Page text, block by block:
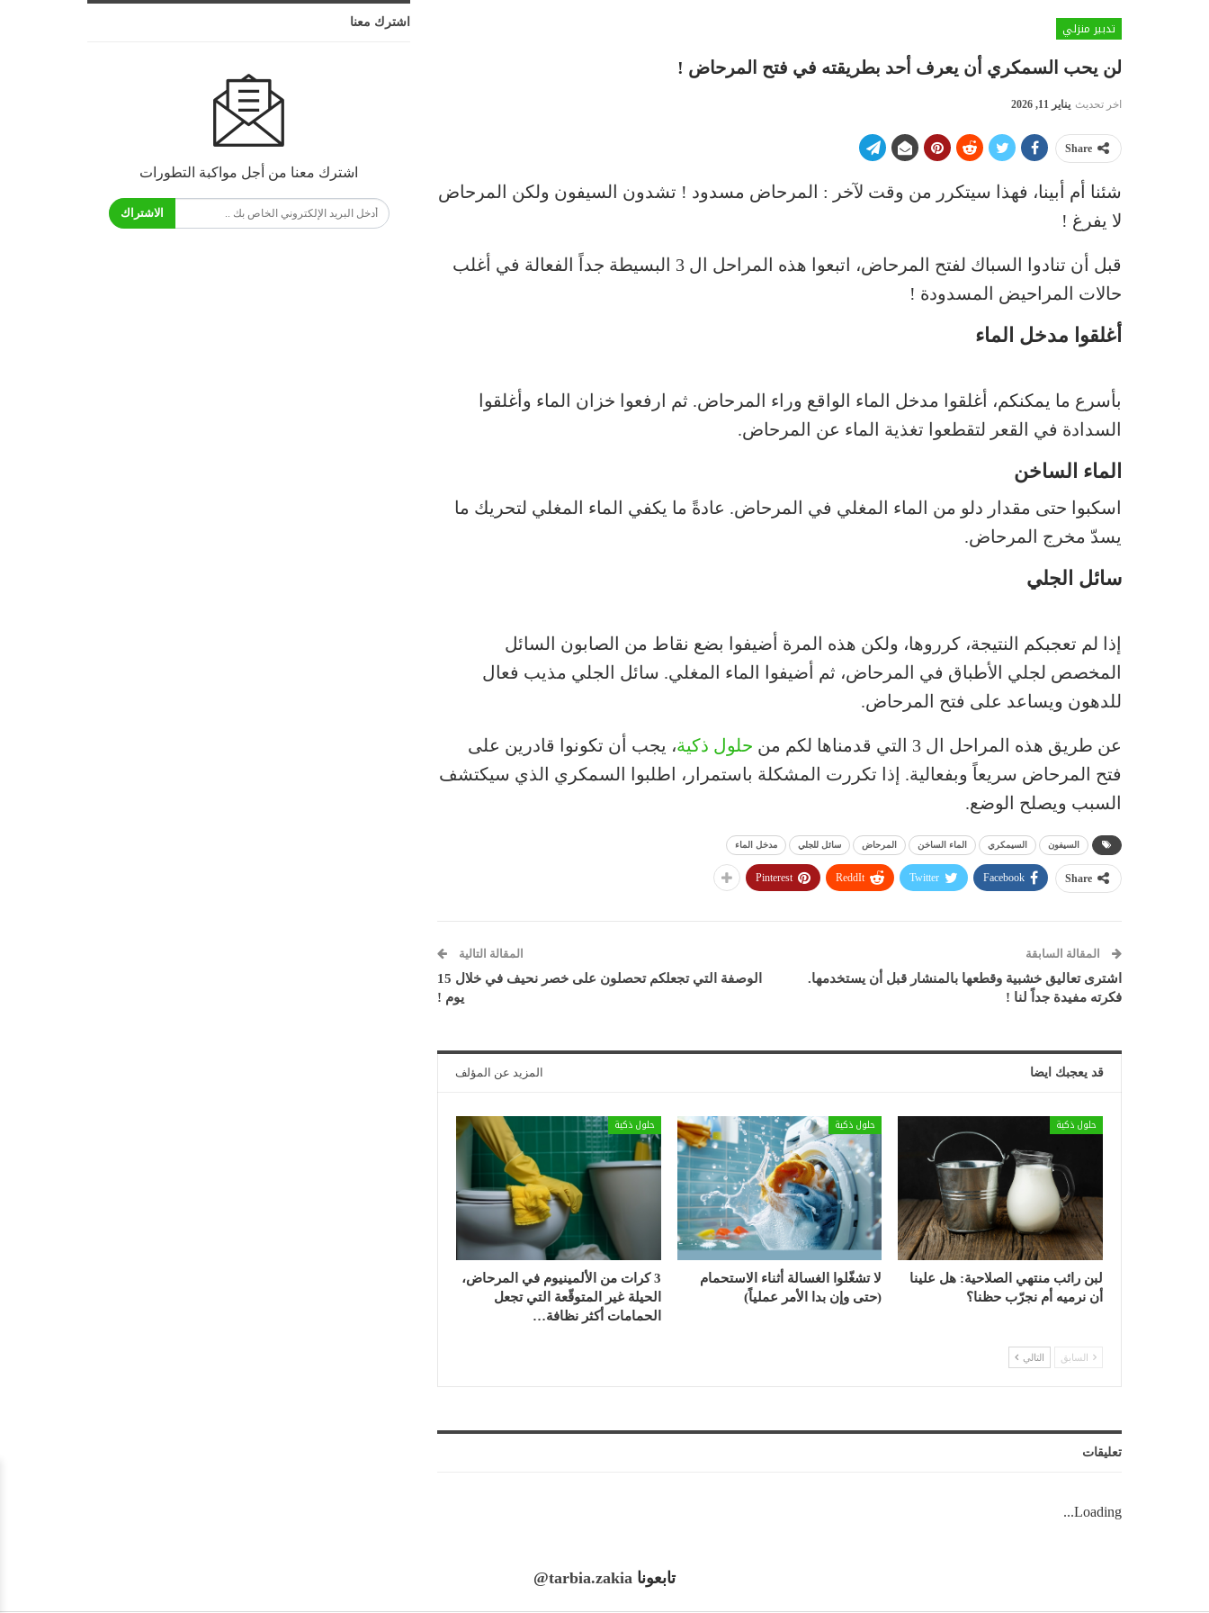
تدبير منزلي
لن يحب السمكري أن يعرف أحد بطريقته في فتح المرحاض !
اخر تحديث يناير 11, 2026
Share
شئنا أم أبينا، فهذا سيتكرر من وقت لآخر : المرحاض مسدود ! تشدون السيفون ولكن المرحاض
لا يفرغ !
قبل أن تنادوا السباك لفتح المرحاض، اتبعوا هذه المراحل ال 3 البسيطة جداً الفعالة في أغلب
حالات المراحيض المسدودة !
أغلقوا مدخل الماء
بأسرع ما يمكنكم، أغلقوا مدخل الماء الواقع وراء المرحاض. ثم ارفعوا خزان الماء وأغلقوا
السدادة في القعر لتقطعوا تغذية الماء عن المرحاض.
الماء الساخن
اسكبوا حتى مقدار دلو من الماء المغلي في المرحاض. عادةً ما يكفي الماء المغلي لتحريك ما
يسدّ مخرج المرحاض.
سائل الجلي
إذا لم تعجبكم النتيجة، كرروها، ولكن هذه المرة أضيفوا بضع نقاط من الصابون السائل
المخصص لجلي الأطباق في المرحاض، ثم أضيفوا الماء المغلي. سائل الجلي مذيب فعال
للدهون ويساعد على فتح المرحاض.
عن طريق هذه المراحل ال 3 التي قدمناها لكم من حلول ذكية، يجب أن تكونوا قادرين على
فتح المرحاض سريعاً وبفعالية. إذا تكررت المشكلة باستمرار، اطلبوا السمكري الذي سيكتشف
السبب ويصلح الوضع.
السيفون السيمكري الماء الساخن المرحاض سائل للجلي مدخل الماء
Share
Facebook
Twitter
ReddIt
Pinterest
المقالة السابقة
اشترى تعاليق خشبية وقطعها بالمنشار قبل أن يستخدمها.
فكرته مفيدة جداً لنا !
المقالة التالية
الوصفة التي تجعلكم تحصلون على خصر نحيف في خلال 15
يوم !
قد يعجبك ايضا المزيد عن المؤلف
حلول ذكية
لبن رائب منتهي الصلاحية: هل علينا
أن نرميه أم نجرّب حظنا؟
حلول ذكية
لا تشغّلوا الغسالة أثناء الاستحمام
(حتى وإن بدا الأمر عملياً)
حلول ذكية
3 كرات من الألمينيوم في المرحاض،
الحيلة غير المتوقّعة التي تجعل
الحمامات أكثر نظافة…
السابق التالي
تعليقات
Loading...
اشترك معنا
اشترك معنا من أجل مواكبة التطورات
الاشتراك
تابعونا @tarbia.zakia